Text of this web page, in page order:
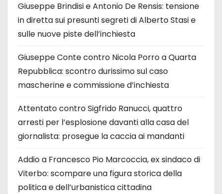
Giuseppe Brindisi e Antonio De Rensis: tensione
in diretta sui presunti segreti di Alberto Stasi e
sulle nuove piste dell’inchiesta
Giuseppe Conte contro Nicola Porro a Quarta
Repubblica: scontro durissimo sul caso
mascherine e commissione d’inchiesta
Attentato contro Sigfrido Ranucci, quattro
arresti per l’esplosione davanti alla casa del
giornalista: prosegue la caccia ai mandanti
Addio a Francesco Pio Marcoccia, ex sindaco di
Viterbo: scompare una figura storica della
politica e dell’urbanistica cittadina